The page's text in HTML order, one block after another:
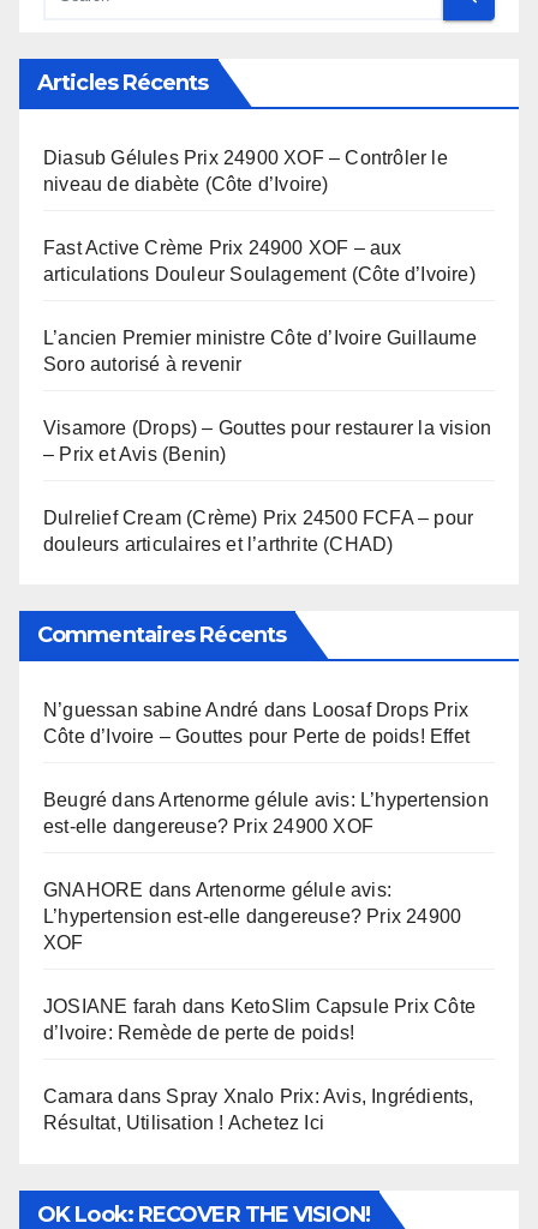
Articles Récents
Diasub Gélules Prix 24900 XOF – Contrôler le
niveau de diabète (Côte d’Ivoire)
Fast Active Crème Prix 24900 XOF – aux
articulations Douleur Soulagement (Côte d’Ivoire)
L’ancien Premier ministre Côte d’Ivoire Guillaume
Soro autorisé à revenir
Visamore (Drops) – Gouttes pour restaurer la vision
– Prix et Avis (Benin)
Dulrelief Cream (Crème) Prix 24500 FCFA – pour
douleurs articulaires et l’arthrite (CHAD)
Commentaires Récents
N’guessan sabine André dans Loosaf Drops Prix
Côte d’Ivoire – Gouttes pour Perte de poids! Effet
Beugré dansArtenorme gélule avis: L’hypertension
est-elle dangereuse? Prix 24900 XOF
GNAHORE dans Artenorme gélule avis:
L’hypertension est-elle dangereuse? Prix 24900
XOF
JOSIANE farah dans KetoSlim Capsule Prix Côte
d’Ivoire: Remède de perte de poids!
Camara dans Spray Xnalo Prix: Avis, Ingrédients,
Résultat, Utilisation ! Achetez Ici
OK Look: RECOVER THE VISION!